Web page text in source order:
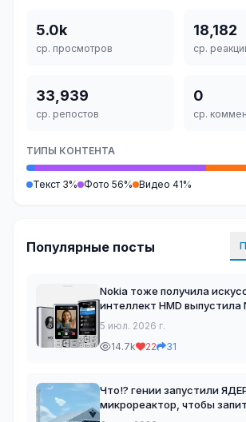
5.0k
ср. просмотров
18,182
ср.
33,939
ср. репостов
0
ср.
ТИПЫ КОНТЕНТА
Текст 3% Фото 56% Видео 41%
Популярные посты
Nokia тоже получила
интеллект HMD выпустила Nokia 200 4G
кнопочник с голосовым
Ассистент умеет
5 июл. 2026 г.
14.7k
22 31
Что!? гении запустили
микрореактор, чтобы
видеокарту Компания Valar Atomics